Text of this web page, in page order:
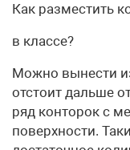
Как разместить
в классе?
Можно вынести
отстоит дальше
ряд конторок с
поверхности.